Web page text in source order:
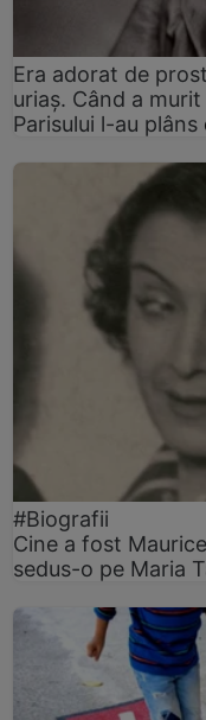
Era adorat de
uriaș. Când a
Parisului l-au plâns
#Biografii
Cine a fost
sedus-o pe Maria